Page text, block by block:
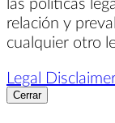
relación y
cualquier otro
Legal
Cerrar